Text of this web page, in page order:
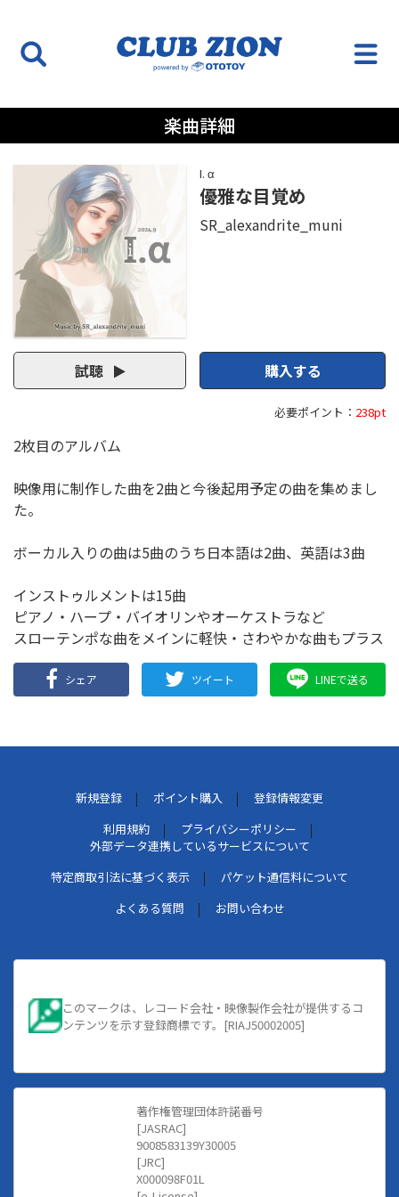
楽曲詳細
I. α
優雅な目覚め
SR_alexandrite_muni
試聴 購入する
必要ポイント： 238pt
2枚目のアルバム
映像用に制作した曲を2曲と今後起用予定の曲を集めまし
た。
ボーカル入りの曲は5曲のうち日本語は2曲、英語は3曲
インストゥルメントは15曲
ピアノ・ハープ・バイオリンやオーケストラなど
スローテンポな曲をメインに軽快・さわやかな曲もプラス
シェア ツイート LINEで送る
新規登録 ポイント購入
登録情報変更
利用規約
プライバシーポリシー
外部データ連携しているサービスについて
特定商取引法に基づく表示
パケット通信料について
よくある質問
お問い合わせ
このマークは、レコード会社・映像製作会社が提供するコ
ンテンツを示す登録商標です。[RIAJ50002005]
著作権管理団体許諾番号
[JASRAC]
9008583139Y30005
[JRC]
X000098F01L